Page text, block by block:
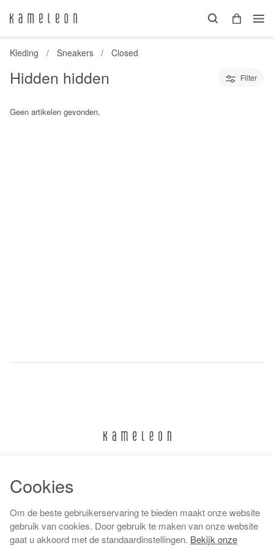
Kleding Sneakers Closed
Hidden hidden Filter
Geen artikelen gevonden.
Algemene voorwaarden
Cookies
Om de beste gebruikerservaring te bieden maakt onze website
gebruik van cookies. Door gebruik te maken van onze website
gaat u akkoord met de standaardinstellingen. Bekijk onze